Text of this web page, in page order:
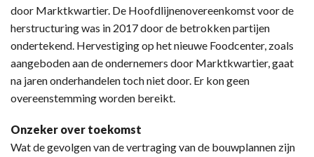
door Marktkwartier. De Hoofdlijnenovereenkomst voor de
herstructuring was in 2017 door de betrokken partijen
ondertekend. Hervestiging op het nieuwe Foodcenter, zoals
aangeboden aan de ondernemers door Marktkwartier, gaat
na jaren onderhandelen toch niet door. Er kon geen
overeenstemming worden bereikt.
Onzeker over toekomst
Wat de gevolgen van de vertraging van de bouwplannen zijn